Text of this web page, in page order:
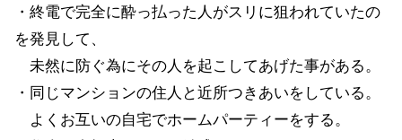
・終電で完全に酔っ払った人がスリに狙われていたの
を発見して、
未然に防ぐ為にその人を起こしてあげた事がある。
・同じマンションの住人と近所つきあいをしている。
よくお互いの自宅でホームパーティーをする。